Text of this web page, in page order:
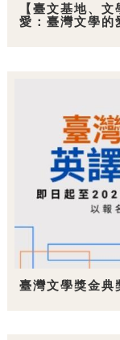
【臺文基地、
愛：臺灣文學的
臺灣文學獎金典